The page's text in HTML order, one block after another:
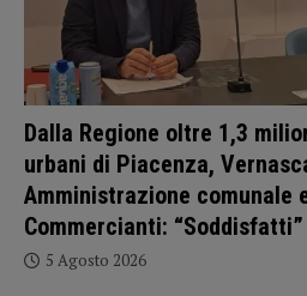
Dalla Regione oltre 1,3
urbani di Piacenza,
Amministrazione comunale
Commercianti: “Soddisfatti”
5 Agosto 2026